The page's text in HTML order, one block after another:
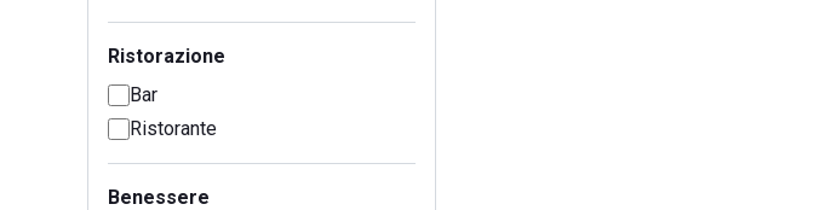
Ristorazione
Bar
Ristorante
Benessere